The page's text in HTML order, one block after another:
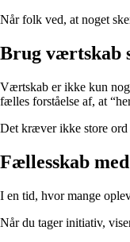
Når folk ved, at noget
Brug værtskab
Værtskab er ikke kun
fælles forståelse af, at
Det kræver ikke store ord
Fællesskab
I en tid, hvor mange
Når du tager initiativ,